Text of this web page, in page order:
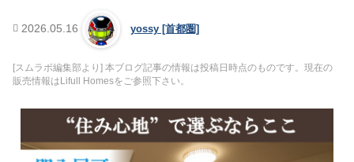
2026.05.16 yossy [首都圏]
[スムラボ編集部より] 本ブログ記事の情報は投稿日時点のものです。現在の
販売情報はLifull Homesをご参照下さい。